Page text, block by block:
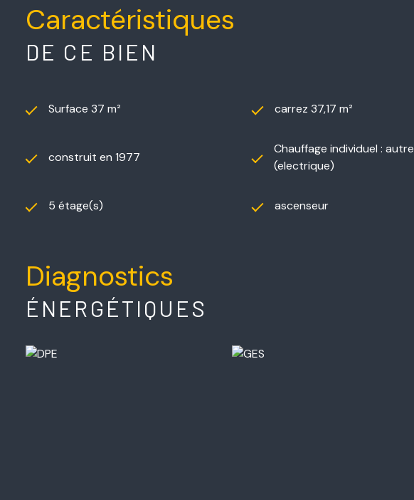
Caractéristiques
DE CE BIEN
Surface 37 m² carrez 37,17 m²
construit en 1977
Chauffage individuel : autre
(electrique)
5 étage(s) ascenseur
Diagnostics
ÉNERGÉTIQUES